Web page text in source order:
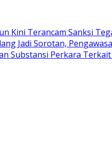
Kini Terancam Sanksi
Jadi Sorotan,
Substansi Perkara